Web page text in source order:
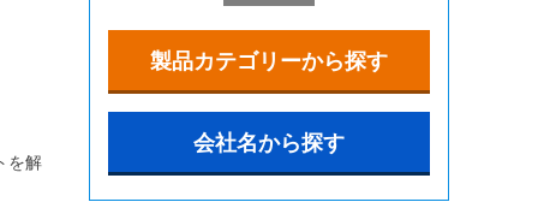
を解
製品カテゴリーから探す
会社名から探す